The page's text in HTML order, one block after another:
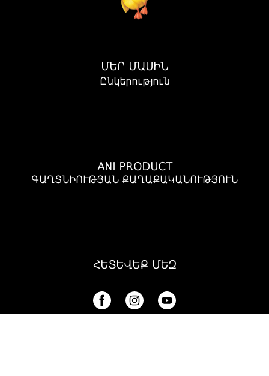
ՄԵՐ ՄԱՍԻՆ
Ընկերություն
ANI PRODUCT
ԳԱՂՏՆԻՈՒԹՅԱՆ ՔԱՂԱՔԱԿԱՆՈՒԹՅՈՒՆ
ՀԵՏԵՎԵՔ ՄԵԶ